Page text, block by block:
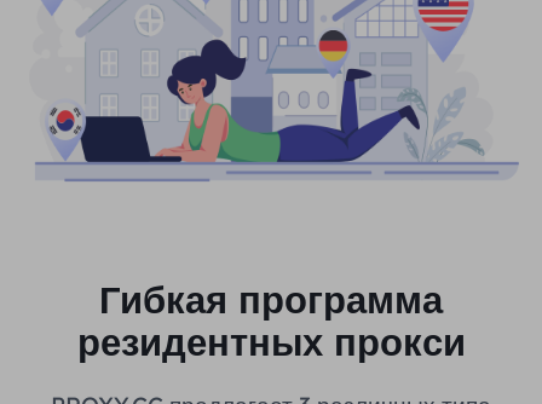
Гибкая программа
резидентных прокси